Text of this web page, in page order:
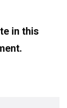
in this